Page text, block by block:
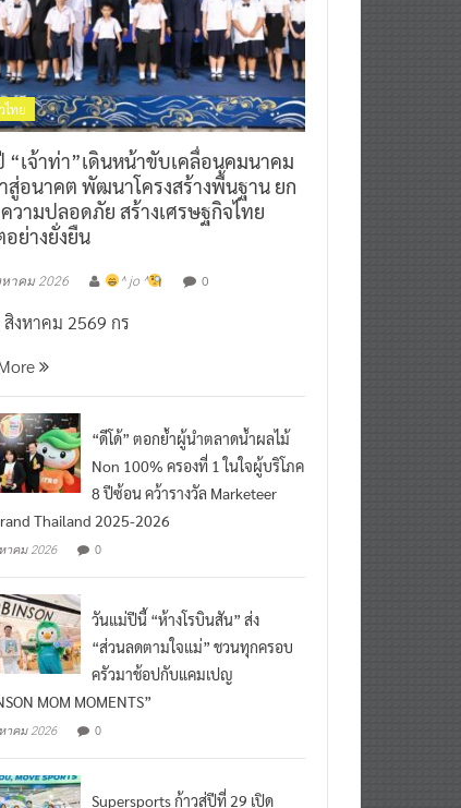
ไทย
“เจ้าท่า”เดินหน้าขับเคลื่อนคมนาคม
สู่อนาคต พัฒนาโครงสร้างพื้นฐาน ยก
วามปลอดภัย สร้างเศรษฐกิจไทย
อย่างยั่งยืน
หาคม 2026 ^ jo ^ 0
งหาคม 2569 กร
“ดีโด้” ตอกย้ำผู้นำตลาดน้ำผลไม้
Non 100% ครองที่ 1 ในใจผู้บริโภค
8 ปีซ้อน คว้ารางวัล Marketeer
Thailand 2025-2026
าคม 2026 0
วันแม่ปีนี้ “ห้างโรบินสัน” ส่ง
“ส่วนลดตามใจแม่” ชวนทุกครอบ
ครัวมาช้อปกับแคมเปญ
MOM MOMENTS”
าคม 2026 0
Supersports ก้าวสู่ปีที่ 29 เปิด